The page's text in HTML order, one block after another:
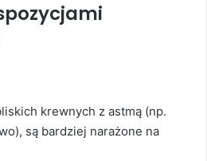
krewnych z astmą (np.
są bardziej narażone na